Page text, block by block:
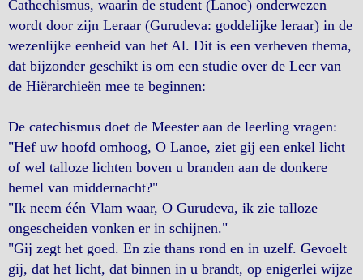
Cathechismus, waarin de student (Lanoe) onderwezen
wordt door zijn Leraar (Gurudeva: goddelijke leraar) in de
wezenlijke eenheid van het Al. Dit is een verheven thema,
dat bijzonder geschikt is om een studie over de Leer van
de Hiërarchieën mee te beginnen:
De catechismus doet de Meester aan de leerling vragen:
"Hef uw hoofd omhoog, O Lanoe, ziet gij een enkel licht
of wel talloze lichten boven u branden aan de donkere
hemel van middernacht?"
"Ik neem één Vlam waar, O Gurudeva, ik zie talloze
ongescheiden vonken er in schijnen."
"Gij zegt het goed. En zie thans rond en in uzelf. Gevoelt
gij, dat het licht, dat binnen in u brandt, op enigerlei wijze